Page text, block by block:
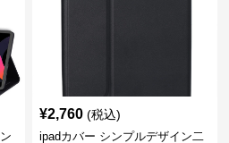
¥2,760 (税込)
ipadカバー シンプルデザイン二